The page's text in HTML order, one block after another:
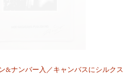
&ナンバー入／キャンバスにシルクス